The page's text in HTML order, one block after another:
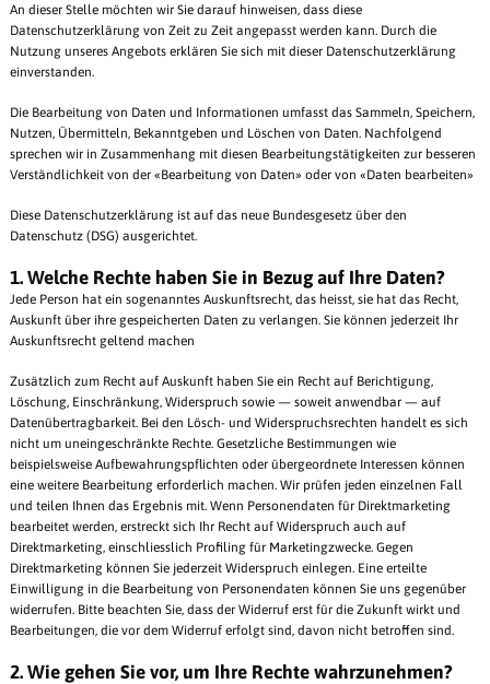
An dieser Stelle möchten wir Sie darauf hinweisen, dass diese
Datenschutzerklärung von Zeit zu Zeit angepasst werden kann. Durch die
Nutzung unseres Angebots erklären Sie sich mit dieser Datenschutzerklärung
einverstanden.
Die Bearbeitung von Daten und Informationen umfasst das Sammeln, Speichern,
Nutzen, Übermitteln, Bekanntgeben und Löschen von Daten. Nachfolgend
sprechen wir in Zusammenhang mit diesen Bearbeitungstätigkeiten zur besseren
Verständlichkeit von der «Bearbeitung von Daten» oder von «Daten bearbeiten»
Diese Datenschutzerklärung ist auf das neue Bundesgesetz über den
Datenschutz (DSG) ausgerichtet.
1. Welche Rechte haben Sie in Bezug auf Ihre Daten?
Jede Person hat ein sogenanntes Auskunftsrecht, das heisst, sie hat das Recht,
Auskunft über ihre gespeicherten Daten zu verlangen. Sie können jederzeit Ihr
Auskunftsrecht geltend machen
Zusätzlich zum Recht auf Auskunft haben Sie ein Recht auf Berichtigung,
Löschung, Einschränkung, Widerspruch sowie — soweit anwendbar — auf
Datenübertragbarkeit. Bei den Lösch- und Widerspruchsrechten handelt es sich
nicht um uneingeschränkte Rechte. Gesetzliche Bestimmungen wie
beispielsweise Aufbewahrungspflichten oder übergeordnete Interessen können
eine weitere Bearbeitung erforderlich machen. Wir prüfen jeden einzelnen Fall
und teilen Ihnen das Ergebnis mit. Wenn Personendaten für Direktmarketing
bearbeitet werden, erstreckt sich Ihr Recht auf Widerspruch auch auf
Direktmarketing, einschliesslich Profiling für Marketingzwecke. Gegen
Direktmarketing können Sie jederzeit Widerspruch einlegen. Eine erteilte
Einwilligung in die Bearbeitung von Personendaten können Sie uns gegenüber
widerrufen. Bitte beachten Sie, dass der Widerruf erst für die Zukunft wirkt und
Bearbeitungen, die vor dem Widerruf erfolgt sind, davon nicht betroffen sind.
2. Wie gehen Sie vor, um Ihre Rechte wahrzunehmen?